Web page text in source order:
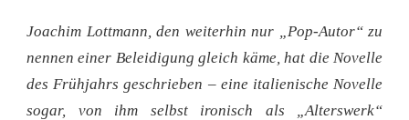
TOD
IN
GROTTAMARE
Joachim Lottmann, den weiterhin nur „Pop-Autor“ zu
nennen einer Beleidigung gleich käme, hat die Novelle
des Frühjahrs geschrieben – eine italienische Novelle
sogar, von ihm selbst ironisch als „Alterswerk“